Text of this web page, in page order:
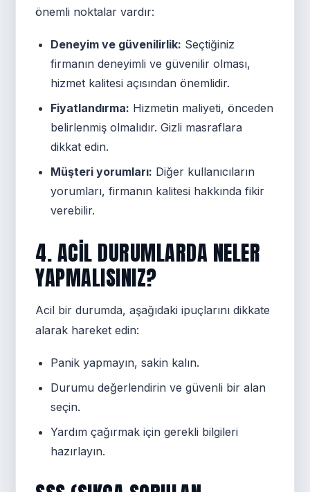
önemli noktalar vardır:
Deneyim ve güvenilirlik: Seçtiğiniz
firmanın deneyimli ve güvenilir olması,
hizmet kalitesi açısından önemlidir.
Fiyatlandırma: Hizmetin maliyeti, önceden
belirlenmiş olmalıdır. Gizli masraflara
dikkat edin.
Müşteri yorumları: Diğer kullanıcıların
yorumları, firmanın kalitesi hakkında fikir
verebilir.
4. ACIL DURUMLARDA NELER
YAPMALISINIZ?
Acil bir durumda, aşağıdaki ipuçlarını dikkate
alarak hareket edin:
Panik yapmayın, sakin kalın.
Durumu değerlendirin ve güvenli bir alan
seçin.
Yardım çağırmak için gerekli bilgileri
hazırlayın.